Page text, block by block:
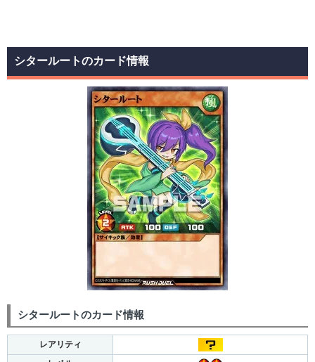
シタールートのカード情報
シタールートのカード情報
レアリティ